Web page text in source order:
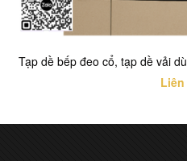
Tạp dề bếp đeo cổ, tạp dề vải